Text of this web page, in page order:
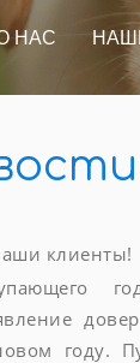
НАС
клиенты!
году.